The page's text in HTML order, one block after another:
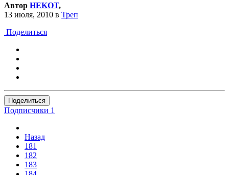
Автор HEKOT,
13 июля, 2010 в Треп
Поделиться
Поделиться
Подписчики 1
Назад
181
182
183